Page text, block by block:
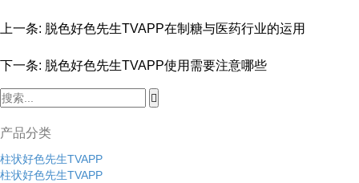
上一条: 脱色好色先生TVAPP在制糖与医药行业的运用
下一条: 脱色好色先生TVAPP使用需要注意哪些
产品分类
柱状好色先生TVAPP
柱状好色先生TVAPP